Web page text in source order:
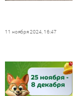
11 ноября 2024, 16:47